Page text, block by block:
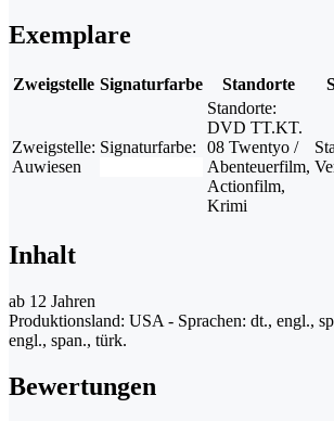
Exemplare
Zweigstelle Signaturfarbe Standorte
Zweigstelle:
Auwiesen
Signaturfarbe:
Standorte:
DVD TT.KT.
08 Twentyo /
Abenteuerfilm,
Actionfilm,
Krimi
Inhalt
ab 12 Jahren
Produktionsland: USA - Sprachen: dt., engl.,
engl., span., türk.
Bewertungen